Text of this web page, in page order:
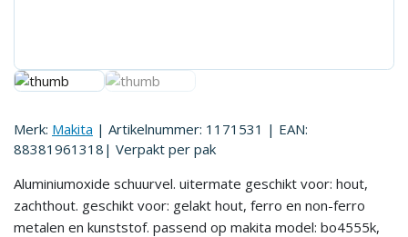
Merk: Makita | Artikelnummer: 1171531 | EAN:
88381961318 | Verpakt per pak
Aluminiumoxide schuurvel. uitermate geschikt voor: hout,
zachthout. geschikt voor: gelakt hout, ferro en non-ferro
metalen en kunststof. passend op makita model: bo4555k,